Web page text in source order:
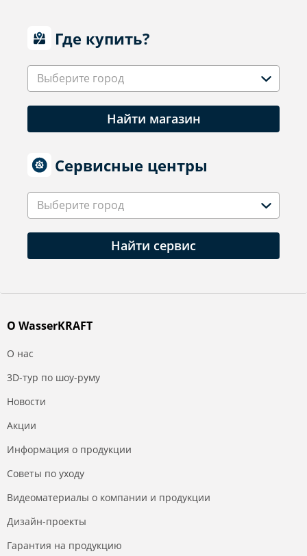
Где купить?
Выберите город
Найти магазин
Сервисные центры
Выберите город
Найти сервис
О WasserKRAFT
О нас
3D-тур по шоу-руму
Новости
Акции
Информация о продукции
Советы по уходу
Видеоматериалы о компании и продукции
Дизайн-проекты
Гарантия на продукцию